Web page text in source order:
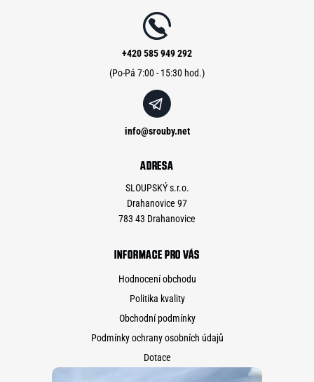
info@srouby.net
+420 585 949 292
ADRESA
SLOUPSKÝ s.r.o.
Drahanovice 97
783 43 Drahanovice
INFORMACE PRO VÁS
Hodnocení obchodu
Politika kvality
Obchodní podmínky
Podmínky ochrany osobních údajů
Dotace